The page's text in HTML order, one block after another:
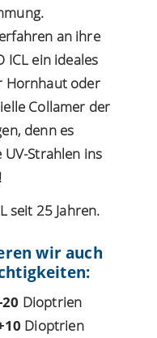
an ihre
ICL ein ideales
Hornhaut oder
Collamer der
denn es
Strahlen ins
seit 25 Jahren.
wir auch
Dioptrien
Dioptrien